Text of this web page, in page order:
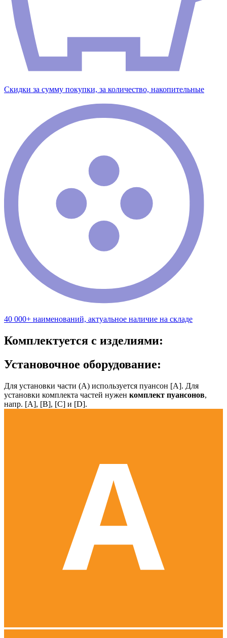
Скидки за сумму покупки, за количество, накопительные
40 000+ наименований, актуальное наличие на складе
Комплектуется с изделиями:
Установочное оборудование:
Для установки части (А) используется пуансон [А]. Для
установки комплекта частей нужен комплект пуансонов,
напр. [А], [B], [С] и [D].